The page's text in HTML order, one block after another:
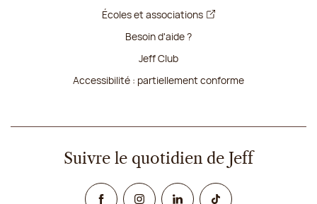
Écoles et associations
Besoin d'aide ?
Jeff Club
Accessibilité : partiellement conforme
Suivre le quotidien de Jeff